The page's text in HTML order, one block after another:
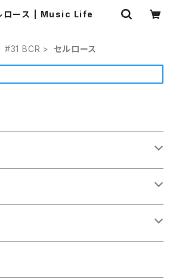
ロース | Music Life
#31 BCR セルロース
ギリ